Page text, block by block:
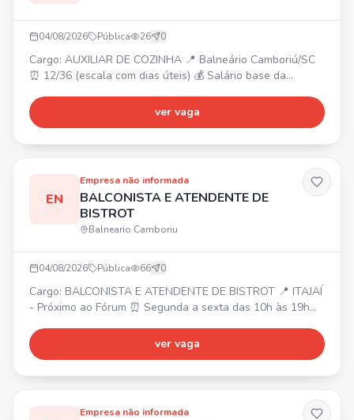
04/08/2026 Pública 26 0
Cargo: AUXILIAR DE COZINHA 📍 Balneário Camboriú/SC
⏰ 12/36 (escala com dias úteis) 💰 Salário base da
Venha fazer parte do nosso time!
ver vaga
EN
Empresa não informada
BALCONISTA E ATENDENTE DE
BISTROT
Balneario Camboriu
04/08/2026 Pública 66 0
Cargo: BALCONISTA E ATENDENTE DE BISTROT 📍 ITAJAÍ
- Próximo ao Fórum ⏰ Segunda a sexta das 10h às 19h
Salário inicial: R$ 2.550,00 (após 3 meses: R$ 2.756,00).
Requisitos: ✔ Ensino médio completo ✔ Facilidade para
ver vaga
Empresa não informada